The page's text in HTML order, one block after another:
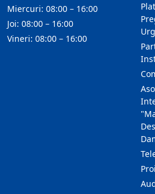
Miercuri: 08:00 – 16:00
Joi: 08:00 – 16:00
Vineri: 08:00 – 16:00